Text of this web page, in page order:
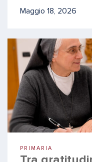
Maggio 18, 2026
PRIMARIA